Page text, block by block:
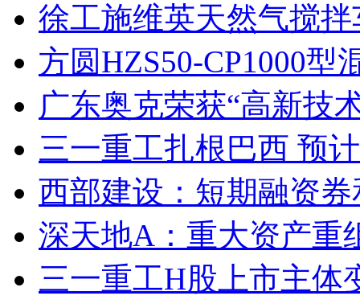
徐工施维英天然气搅
方圆HZS50-CP1000
广东奥克荣获“高新技
三一重工扎根巴西 预
西部建设：短期融资
深天地A：重大资产重
三一重工H股上市主体